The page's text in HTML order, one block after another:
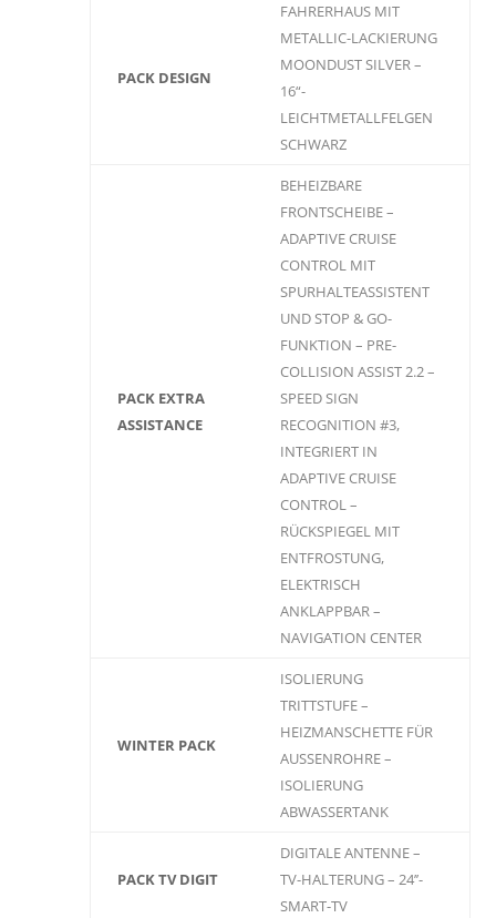
PACK DESIGN
FAHRERHAUS MIT
METALLIC-LACKIERUNG
MOONDUST SILVER –
16“-
LEICHTMETALLFELGEN
SCHWARZ
PACK EXTRA
ASSISTANCE
BEHEIZBARE
FRONTSCHEIBE –
ADAPTIVE CRUISE
CONTROL MIT
SPURHALTEASSISTENT
UND STOP & GO-
FUNKTION – PRE-
COLLISION ASSIST 2.2 –
SPEED SIGN
RECOGNITION #3,
INTEGRIERT IN
ADAPTIVE CRUISE
CONTROL –
RÜCKSPIEGEL MIT
ENTFROSTUNG,
ELEKTRISCH
ANKLAPPBAR –
NAVIGATION CENTER
WINTER PACK
ISOLIERUNG
TRITTSTUFE –
HEIZMANSCHETTE FÜR
AUSSENROHRE –
ISOLIERUNG
ABWASSERTANK
PACK TV DIGIT
DIGITALE ANTENNE –
TV-HALTERUNG – 24’’-
SMART-TV